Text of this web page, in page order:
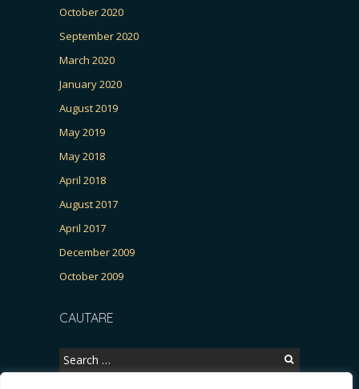
October 2020
September 2020
March 2020
January 2020
August 2019
May 2019
May 2018
April 2018
August 2017
April 2017
December 2009
October 2009
CAUTARE
Search
for: